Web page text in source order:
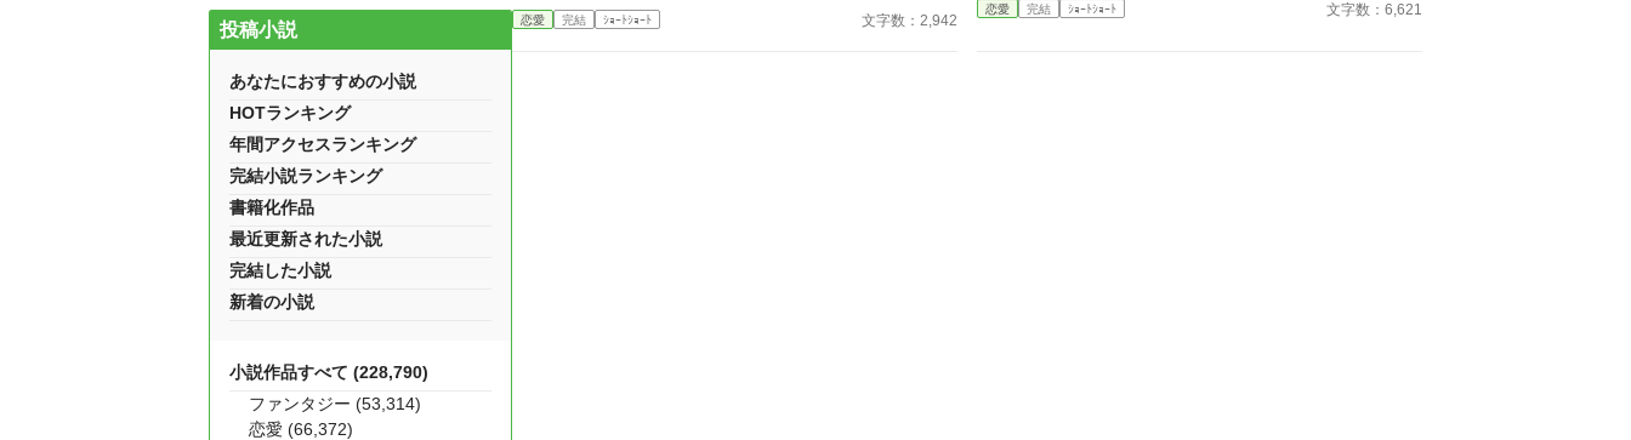
るとみんなが言っている それなら私はもういいで
す・・・貴方なんて大嫌い
恋愛 完結 ｼｮｰﾄｼｮｰﾄ 文字数：2,942
恋愛 完結 ｼｮｰﾄｼｮｰﾄ 文字数：6,621
投稿小説
あなたにおすすめの小説
HOTランキング
年間アクセスランキング
完結小説ランキング
書籍化作品
最近更新された小説
完結した小説
新着の小説
小説作品すべて (228,790)
ファンタジー (53,314)
恋愛 (66,372)